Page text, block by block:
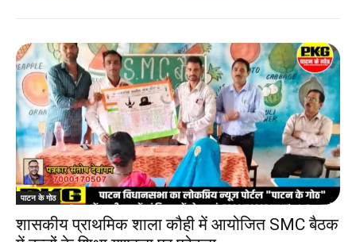
पाटन के गोठ
शासकीय प्राथमिक शाला कौही में आयोजित SMC बैठक